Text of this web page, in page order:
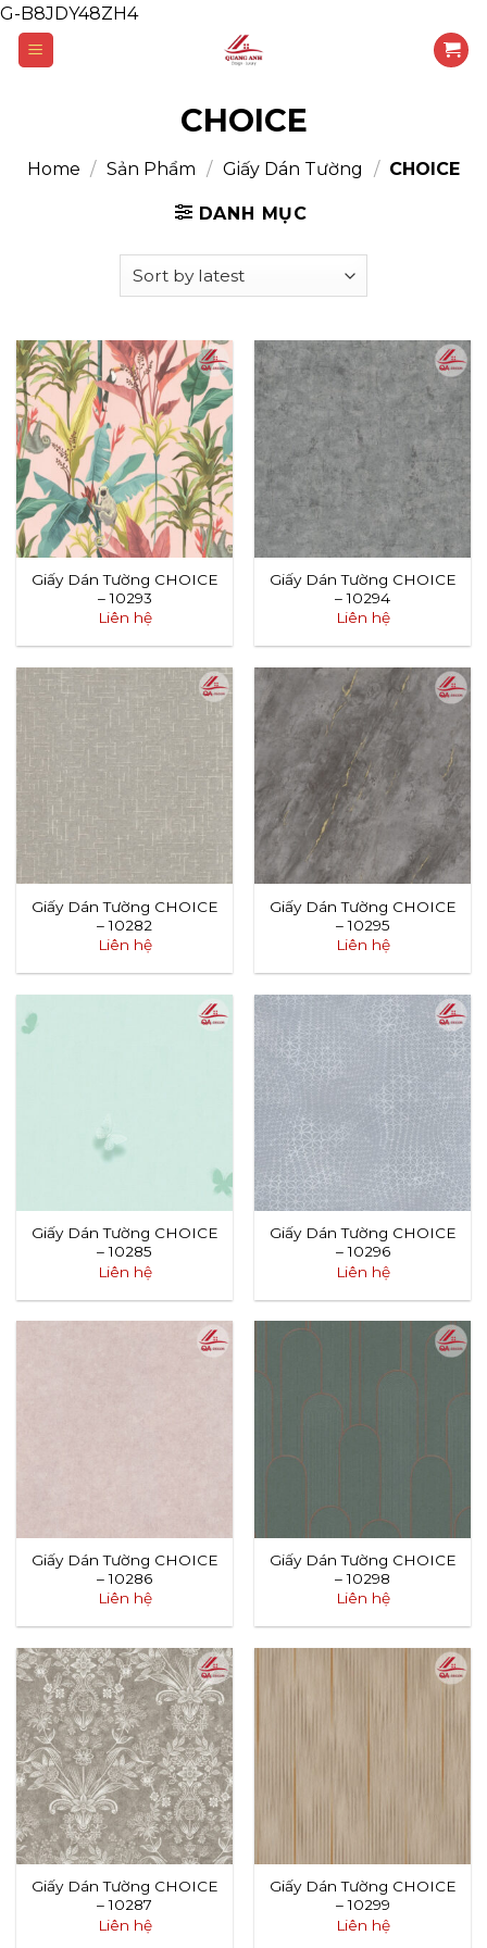
G-B8JDY48ZH4Skip
CHOICE
Home / Sản Phẩm / Giấy Dán Tường / CHOICE
DANH MỤC
Giấy Dán Tường CHOICE
– 10293
Liên hệ
Giấy Dán Tường CHOICE
– 10294
Liên hệ
Giấy Dán Tường CHOICE
– 10282
Liên hệ
Giấy Dán Tường CHOICE
– 10295
Liên hệ
Giấy Dán Tường CHOICE
– 10285
Liên hệ
Giấy Dán Tường CHOICE
– 10296
Liên hệ
Giấy Dán Tường CHOICE
– 10286
Liên hệ
Giấy Dán Tường CHOICE
– 10298
Liên hệ
Giấy Dán Tường CHOICE
– 10287
Liên hệ
Giấy Dán Tường CHOICE
– 10299
Liên hệ